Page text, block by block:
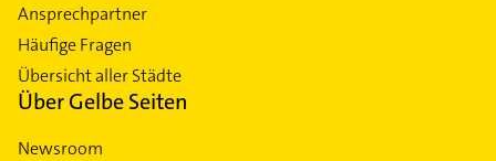
Ansprechpartner
Häufige Fragen
Übersicht aller Städte
Über Gelbe Seiten
Newsroom